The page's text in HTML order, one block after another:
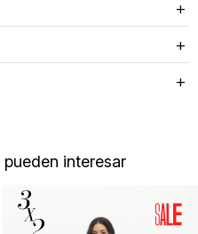
interesar